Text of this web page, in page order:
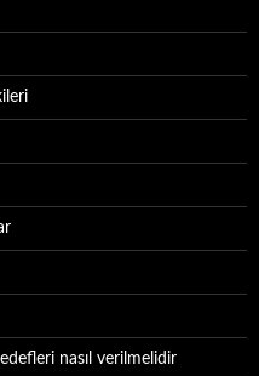
nasıl verilmelidir